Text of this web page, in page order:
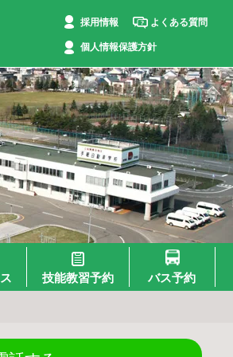
採用情報 よくある質問
個人情報保護方針
技能教習予約 バス予約